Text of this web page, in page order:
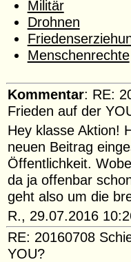
Militär
Drohnen
Menschenrechte
Kommentar: RE:
Frieden auf der
Hey klasse Aktion!
neuen Beitrag
Öffentlichkeit.
da ja offenbar
geht also um die
R., 29.07.2016
RE: 20160708
YOU?